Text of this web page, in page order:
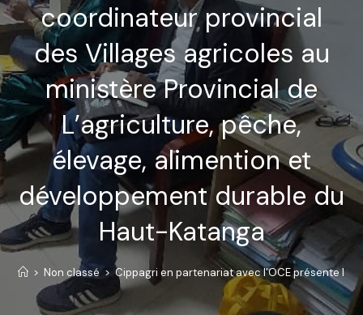
coordinateur provincial
des Villages agricoles au
ministère Provincial de
L’agriculture, pêche,
élevage, alimention et
développement durable du
Haut-Katanga
> Non classé > Cippagri en partenariat avec l’OCE présente le